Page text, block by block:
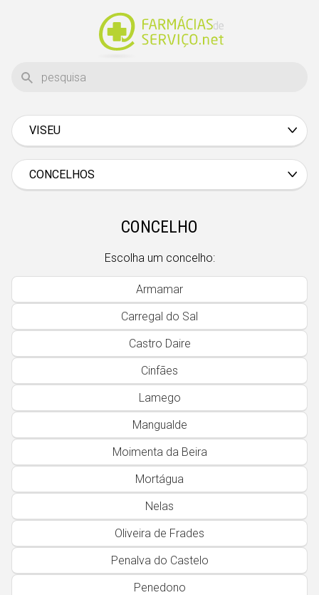
VISEU
Braga
Vila Real
Viseu
CONCELHOS
CONCELHO
Escolha um concelho:
Armamar
Carregal do Sal
Castro Daire
Cinfães
Lamego
Mangualde
Moimenta da Beira
Mortágua
Nelas
Oliveira de Frades
Penalva do Castelo
Penedono